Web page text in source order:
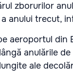
zborurilor
anului trecut,
aeroportul din
anulările
ale